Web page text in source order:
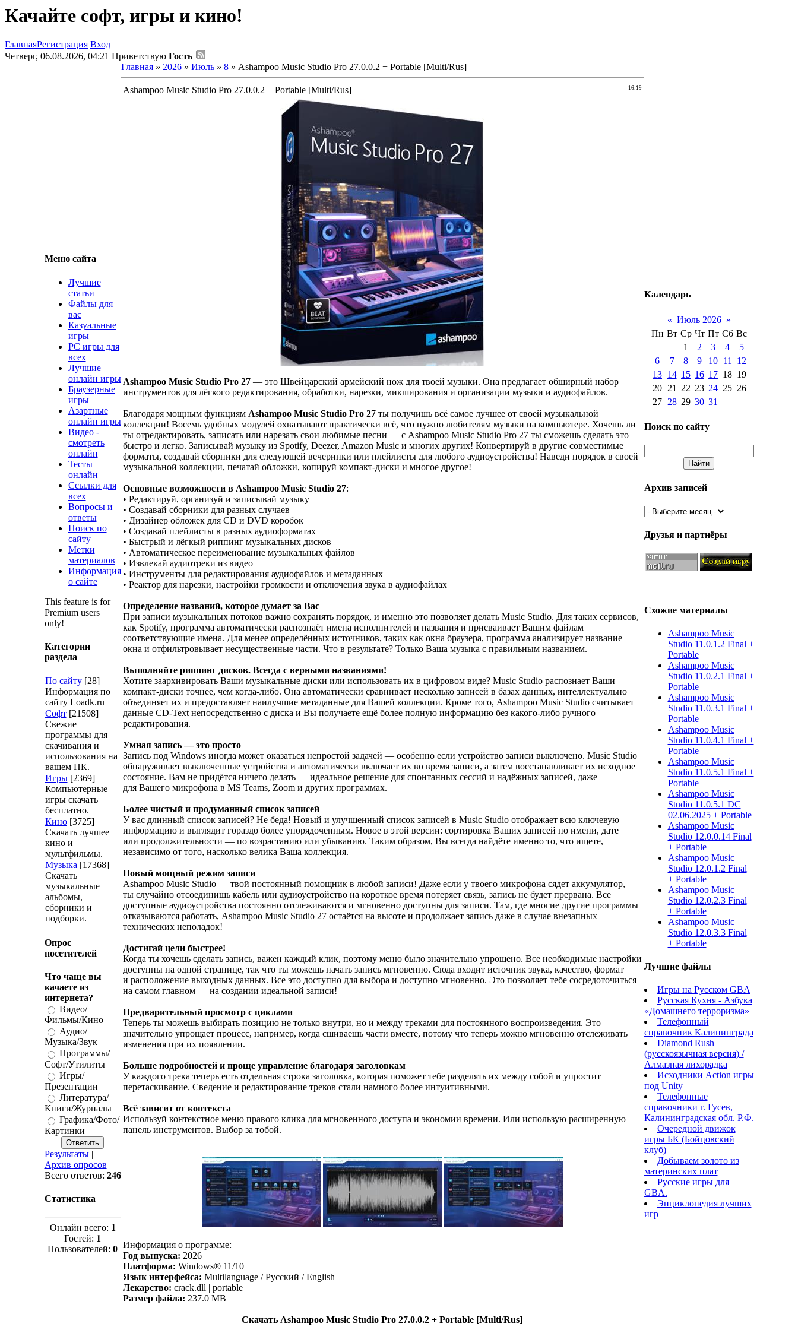
Качайте софт, игры и кино!
ГлавнаяРегистрация Вход
Четверг, 06.08.2026, 04:21 Приветствую Гость
Меню сайта
Лучшие
статьи
Файлы для
вас
Казуальные
игры
PC игры для
всех
Лучшие
онлайн игры
Браузерные
игры
Азартные
онлайн игры
Видео -
смотреть
онлайн
Тесты
онлайн
Ссылки для
всех
Вопросы и
ответы
Поиск по
сайту
Метки
материалов
Информация
о сайте
This feature is for
Premium users
only!
Категории
раздела
По сайту [28]
Информация по
сайту Loadk.ru
Софт [21508]
Свежие
программы для
скачивания и
использования на
вашем ПК.
Игры [2369]
Компьютерные
игры скачать
бесплатно.
Кино [3725]
Скачать лучшее
кино и
мультфильмы.
Музыка [17368]
Скачать
музыкальные
альбомы,
сборники и
подборки.
Опрос
посетителей
Что чаще вы
качаете из
интернета?
Видео/
Фильмы/Кино
Аудио/
Музыка/Звук
Программы/
Софт/Утилиты
Игры/
Презентации
Литература/
Книги/Журналы
Графика/Фото/
Картинки
Результаты|
Архив опросов
Всего ответов: 246
Статистика
Онлайн всего: 1
Гостей: 1
Пользователей: 0
Главная» 2026 » Июль » 8» Ashampoo Music Studio Pro 27.0.0.2 + Portable [Multi/Rus]
16:19
Ashampoo Music Studio Pro 27.0.0.2 + Portable [Multi/Rus]
Ashampoo Music Studio Pro 27— это Швейцарский армейский нож для твоей музыки. Она предлагает обширный набор
инструментов для лёгкого редактирования, обработки, нарезки, микширования и организации музыки и аудиофайлов.
Благодаря мощным функциям Ashampoo Music Studio Pro 27ты получишь всё самое лучшее от своей музыкальной
коллекции! Восемь удобных модулей охватывают практически всё, что нужно любителям музыки на компьютере. Хочешь ли
ты отредактировать, записать или нарезать свои любимые песни — с Ashampoo Music Studio Pro 27 ты сможешь сделать это
быстро и легко. Записывай музыку из Spotify, Deezer, Amazon Music и многих других! Конвертируй в другие совместимые
форматы, создавай сборники для следующей вечеринки или плейлисты для любого аудиоустройства! Наведи порядок в своей
музыкальной коллекции, печатай обложки, копируй компакт-диски и многое другое!
Основные возможности в Ashampoo Music Studio 27:
• Редактируй, организуй и записывай музыку
• Создавай сборники для разных случаев
• Дизайнер обложек для CD и DVD коробок
• Создавай плейлисты в разных аудиоформатах
• Быстрый и лёгкый риппинг музыкальных дисков
• Автоматическое переименование музыкальных файлов
• Извлекай аудиотреки из видео
• Инструменты для редактирования аудиофайлов и метаданных
• Реактор для нарезки, настройки громкости и отключения звука в аудиофайлах
Определение названий, которое думает за Вас
При записи музыкальных потоков важно сохранять порядок, и именно это позволяет делать Music Studio. Для таких сервисов,
как Spotify, программа автоматически распознаёт имена исполнителей и названия и присваивает Вашим файлам
соответствующие имена. Для менее определённых источников, таких как окна браузера, программа анализирует название
окна и отфильтровывает несущественные части. Что в результате? Только Ваша музыка с правильным названием.
Выполняйте риппинг дисков. Всегда с верными названиями!
Хотите заархивировать Ваши музыкальные диски или использовать их в цифровом виде? Music Studio распознает Ваши
компакт-диски точнее, чем когда-либо. Она автоматически сравнивает несколько записей в базах данных, интеллектуально
объединяет их и предоставляет наилучшие метаданные для Вашей коллекции. Кроме того, Ashampoo Music Studio считывает
данные CD-Text непосредственно с диска и Вы получаете ещё более полную информацию без какого-либо ручного
редактирования.
Умная запись — это просто
Запись под Windows иногда может оказаться непростой задачей — особенно если устройство записи выключено. Music Studio
обнаруживает выключенные устройства и автоматически включает их во время записи, а затем восстанавливает их исходное
состояние. Вам не придётся ничего делать — идеальное решение для спонтанных сессий и надёжных записей, даже
для Вашего микрофона в MS Teams, Zoom и других программах.
Более чистый и продуманный список записей
У вас длинный список записей? Не беда! Новый и улучшенный список записей в Music Studio отображает всю ключевую
информацию и выглядит гораздо более упорядоченным. Новое в этой версии: сортировка Ваших записей по имени, дате
или продолжительности — по возрастанию или убыванию. Таким образом, Вы всегда найдёте именно то, что ищете,
независимо от того, насколько велика Ваша коллекция.
Новый мощный режим записи
Ashampoo Music Studio — твой постоянный помощник в любой записи! Даже если у твоего микрофона сядет аккумулятор,
ты случайно отсоединишь кабель или аудиоустройство на короткое время потеряет связь, запись не будет прервана. Все
доступные аудиоустройства постоянно отслеживаются и мгновенно доступны для записи. Там, где многие другие программы
отказываются работать, Ashampoo Music Studio 27 остаётся на высоте и продолжает запись даже в случае внезапных
технических неполадок!
Достигай цели быстрее!
Когда ты хочешь сделать запись, важен каждый клик, поэтому меню было значительно упрощено. Все необходимые настройки
доступны на одной странице, так что ты можешь начать запись мгновенно. Сюда входит источник звука, качество, формат
и расположение выходных данных. Все это доступно для выбора и доступно мгновенно. Это позволяет тебе сосредоточиться
на самом главном — на создании идеальной записи!
Предварительный просмотр с циклами
Теперь ты можешь выбирать позицию не только внутри, но и между треками для постоянного воспроизведения. Это
значительно упрощает процесс, например, когда сшиваешь части вместе, потому что теперь можно мгновенно отслеживать
изменения при их появлении.
Больше подробностей и проще управление благодаря заголовкам
У каждого трека теперь есть отдельная строка заголовка, которая поможет тебе разделять их между собой и упростит
перетаскивание. Сведение и редактирование треков стали намного более интуитивными.
Всё зависит от контекста
Используй контекстное меню правого клика для мгновенного доступа и экономии времени. Или использую расширенную
панель инструментов. Выбор за тобой.
Информация о программе:
Год выпуска: 2026
Платформа: Windows® 11/10
Язык интерфейса: Multilanguage / Русский / English
Лекарство: crack.dll | portable
Размер файла: 237.0 MB
Скачать Ashampoo Music Studio Pro 27.0.0.2 + Portable [Multi/Rus]
Календарь
« Июль 2026 »
Пн Вт Ср Чт Пт Сб Вс
1
2 3 4
5
6
7 8 9 10 11
12
13 14 15 16 17 18 19
20 21 22 23 24 25 26
27 28 29 30 31
Поиск по сайту
Архив записей
Друзья и партнёры
Схожие материалы
Ashampoo Music
Studio 11.0.1.2 Final +
Portable
Ashampoo Music
Studio 11.0.2.1 Final +
Portable
Ashampoo Music
Studio 11.0.3.1 Final +
Portable
Ashampoo Music
Studio 11.0.4.1 Final +
Portable
Ashampoo Music
Studio 11.0.5.1 Final +
Portable
Ashampoo Music
Studio 11.0.5.1 DC
02.06.2025 + Portable
Ashampoo Music
Studio 12.0.0.14 Final
+ Portable
Ashampoo Music
Studio 12.0.1.2 Final
+ Portable
Ashampoo Music
Studio 12.0.2.3 Final
+ Portable
Ashampoo Music
Studio 12.0.3.3 Final
+ Portable
Лучшие файлы
Игры на Русском GBA
Русская Кухня - Азбука
«Домашнего терроризма»
Телефонный
справочник Калининграда
Diamond Rush
(русскоязычная версия) /
Алмазная лихорадка
Исходники Action игры
под Unity
Телефонные
справочники г. Гусев,
Калининградская обл. Р.Ф.
Очередной движок
игры БК (Бойцовский
клуб)
Добываем золото из
материнских плат
Русские игры для
GBA.
Энциклопедия лучших
игр